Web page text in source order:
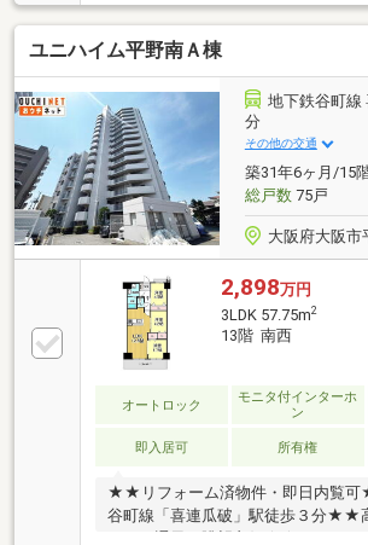
面とゆとりある3LDKの間取り
ユニハイム平野南Ａ棟
地下鉄谷町線
分
その他の交通
築31年6ヶ月/15
総戸数75戸
大阪府大阪市
2,898万円
3LDK 57.75m2
13階 南西
オートロック
モニタ付インターホ
ン
即入居可 所有権
★★リフォーム済物件・即日内覧
谷町線「喜連瓜破」駅徒歩３分★★